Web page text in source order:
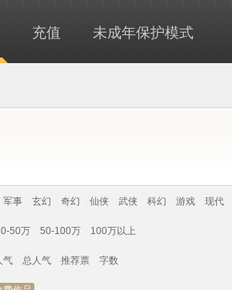
充值 未成年保护模式
军事 玄幻 奇幻 仙侠 武侠 科幻 游戏 现代
50万 50-100万 100万以上
气 总人气 推荐票 字数